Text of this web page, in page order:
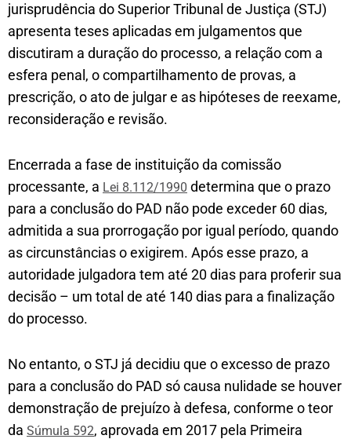
jurisprudência do Superior Tribunal de Justiça (STJ)
apresenta teses aplicadas em julgamentos que
discutiram a duração do processo, a relação com a
esfera penal, o compartilhamento de provas, a
prescrição, o ato de julgar e as hipóteses de reexame,
reconsideração e revisão.
Encerrada a fase de instituição da comissão
processante, a Lei 8.112/1990 determina que o prazo
para a conclusão do PAD não pode exceder 60 dias,
admitida a sua prorrogação por igual período, quando
as circunstâncias o exigirem. Após esse prazo, a
autoridade julgadora tem até 20 dias para proferir sua
decisão – um total de até 140 dias para a finalização
do processo.
No entanto, o STJ já decidiu que o excesso de prazo
para a conclusão do PAD só causa nulidade se houver
demonstração de prejuízo à defesa, conforme o teor
da Súmula 592, aprovada em 2017 pela Primeira